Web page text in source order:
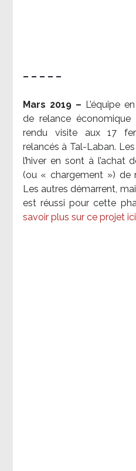
– – – – –
Mars 2019 – L’équipe
de relance
rendu visite aux 17
relancés à Tal-Laban.
l’hiver en sont à l’achat
(ou « chargement ») de
Les autres démarrent,
est réussi pour cette
savoir plus sur ce projet ici